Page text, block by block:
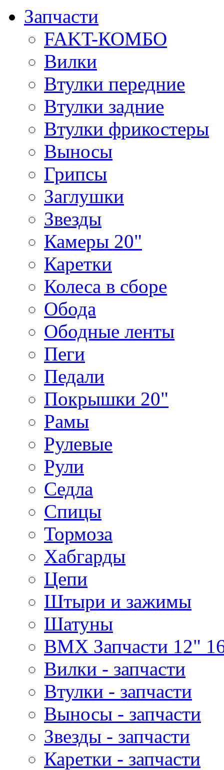
Запчасти
FAKT-КОМБО
Вилки
Втулки передние
Втулки задние
Втулки фрикостеры
Выносы
Грипсы
Заглушки
Звезды
Камеры 20"
Каретки
Колеса в сборе
Обода
Ободные ленты
Пеги
Педали
Покрышки 20"
Рамы
Рулевые
Рули
Седла
Спицы
Тормоза
Хабгарды
Цепи
Штыри и зажимы
Шатуны
BMX Запчасти 12"
Вилки - запчасти
Втулки - запчасти
Выносы - запчасти
Звезды - запчасти
Каретки - запчасти